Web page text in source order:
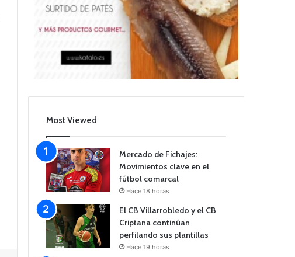
Most Viewed
Mercado de Fichajes:
Movimientos clave en el
fútbol comarcal
Hace 18 horas
El CB Villarrobledo y el CB
Criptana continúan
perfilando sus plantillas
Hace 19 horas